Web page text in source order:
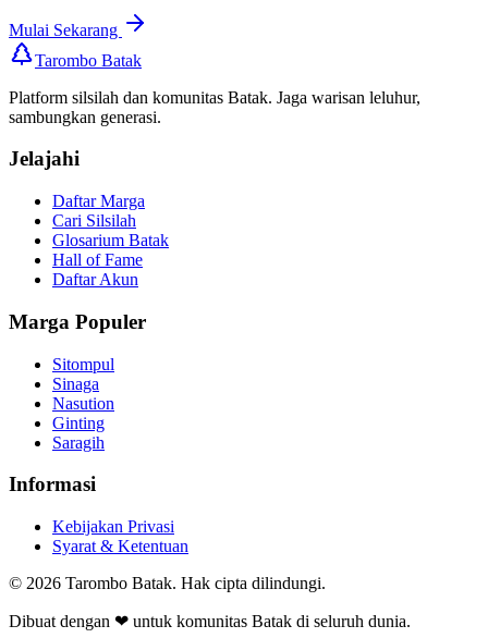
Mulai Sekarang
Tarombo Batak
Platform silsilah dan komunitas Batak. Jaga warisan leluhur,
sambungkan generasi.
Jelajahi
Daftar Marga
Cari Silsilah
Glosarium Batak
Hall of Fame
Daftar Akun
Marga Populer
Sitompul
Sinaga
Nasution
Ginting
Saragih
Informasi
Kebijakan Privasi
Syarat & Ketentuan
© 2026 Tarombo Batak. Hak cipta dilindungi.
Dibuat dengan ❤ untuk komunitas Batak di seluruh dunia.